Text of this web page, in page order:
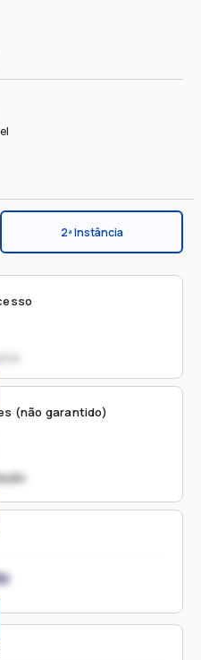
2ª Instância
(não garantido)